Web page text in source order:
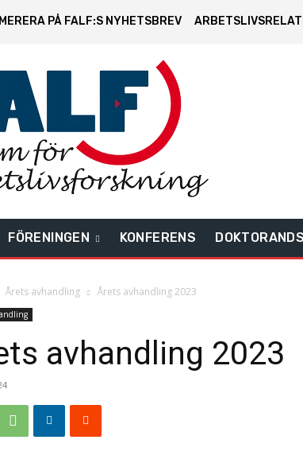
PÅ FALF:S NYHETSBREV
FÖRENINGEN KONFERENS
Årets avhandling Årets avhandling 2023
avhandling 2023